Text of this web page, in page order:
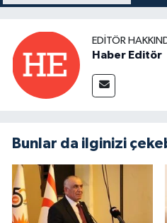
EDITÖR
Haber Editör
Bunlar da ilginizi